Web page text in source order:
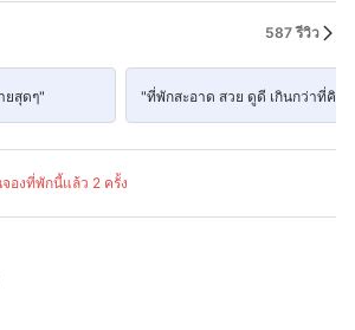
587 รีวิว
ยสุดๆ" "ที่พักสะอาด สวย ดูดี เกินกว่าที่คิด
องที่พักนี้แล้ว 2 ครั้ง